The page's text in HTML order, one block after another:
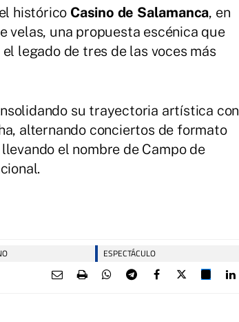
histórico Casino de Salamanca, en
velas, una propuesta escénica que
legado de tres de las voces más
su trayectoria artística con
alternando conciertos de formato
el nombre de Campo de
ESPECTÁCULO